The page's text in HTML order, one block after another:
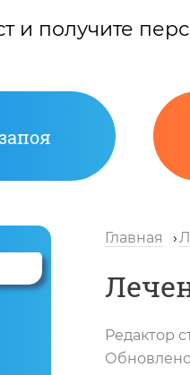
и получите
Главная
Редактор